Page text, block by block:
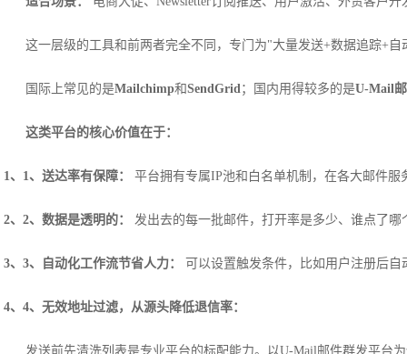
这一层级的工具和前两者完全不同，专门为"大量发送+数据追踪+自
国际上常见的是Mailchimp和SendGrid；国内用得较多的是U-Mail
这类平台的核心价值在于：
1、1、 送达率有保障： 平台拥有专属IP池和白名单机制，在各大邮件
2、2、 数据是透明的： 发出去的每一批邮件，打开率是多少、谁点了
3、3、 自动化工作流节省人力： 可以设置触发条件，比如用户注册后
4、4、 无效地址过滤，从源头降低退信率：
发送前先清洗列表是专业平台的标配能力。以U-Mail邮件群发平台